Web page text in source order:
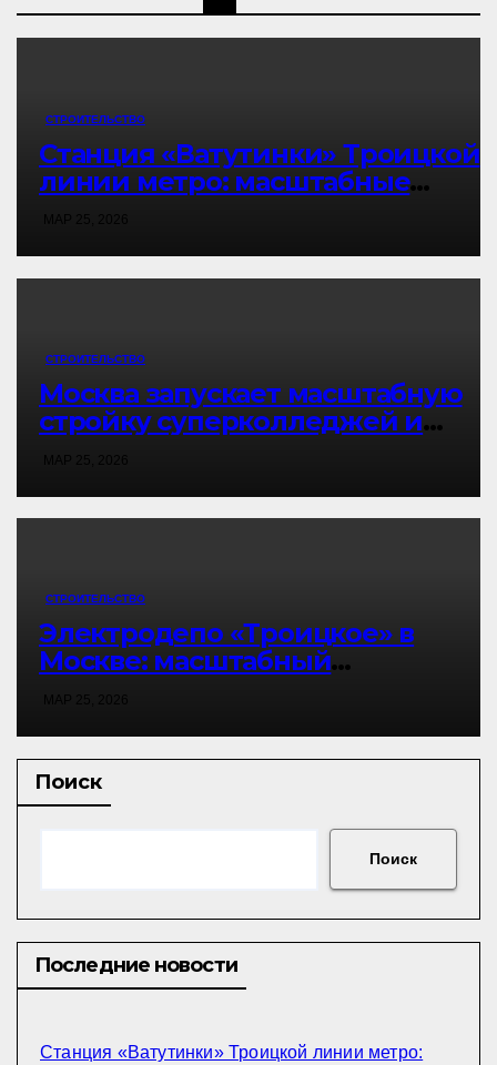
СТРОИТЕЛЬСТВО
Станция «Ватутинки» Троицкой
линии метро: масштабные
бетонные работы и развитие
СТРОИТЕЛЬСТВО
Москва запускает масштабную
стройку суперколледжей и
инфраструктурных объектов:
2030 году 🏗️
СТРОИТЕЛЬСТВО
Электродепо «Троицкое» в
Москве: масштабный
инфраструктурный проект с 11
технологиями 🚇
Поиск
Поиск
Последние новости
Станция «Ватутинки» Троицкой линии метро: